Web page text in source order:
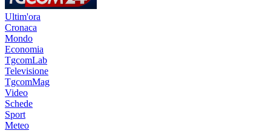
Ultim'ora
Cronaca
Mondo
Economia
TgcomLab
Televisione
TgcomMag
Video
Schede
Sport
Meteo